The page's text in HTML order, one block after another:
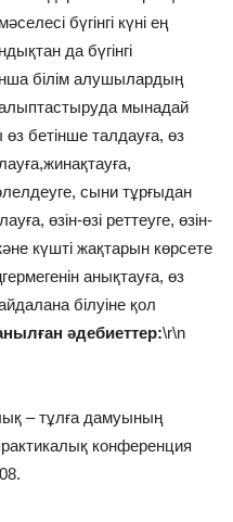
бүгінгі күні ең
да бүгінгі
білім алушылардың
мынадай
бетінше талдауға, өз
сыни тұрғыдан
өзін-өзі реттеуге, өзін-
күшті жақтарын көрсете
анықтауға, өз
білуіне қол
әдебиеттер:\r\n
– тұлға дамуының
конференция